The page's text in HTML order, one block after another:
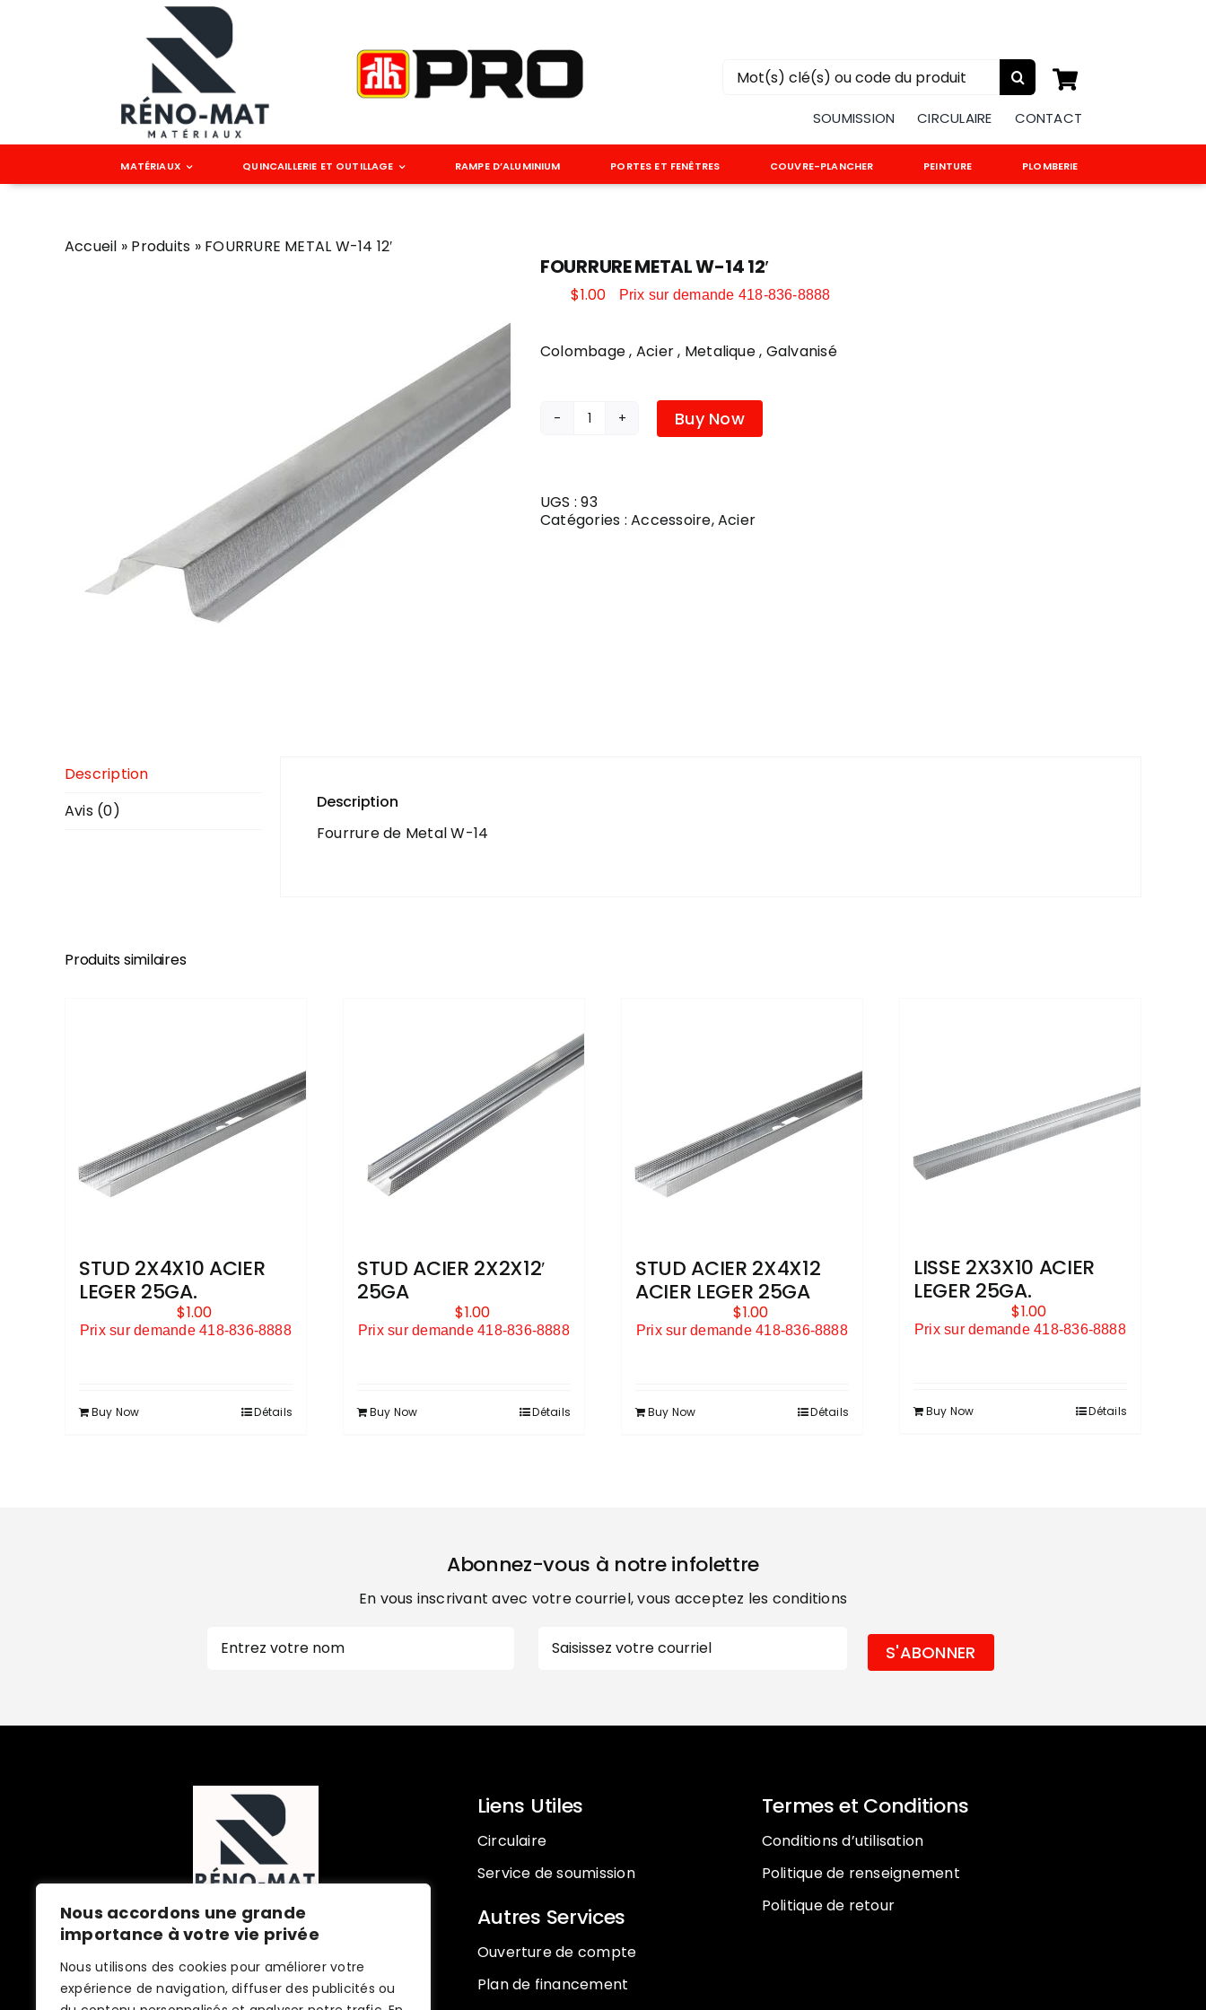
Nous accordons une grande
importance à votre vie privée
Nous utilisons des cookies pour améliorer votre
expérience de navigation, diffuser des publicités ou
Rechercher:
SOUMISSION CIRCULAIRE CONTACT
MATÉRIAUX
Accessoire Sec
Régulier
Salle de bain
Styrofoam Contreplaqué/G1S
Copeaux
Accessoire
QUINCAILLERIE ET OUTILLAGE
Charpente
RAMPE D’ALUMINIUM PORTES ET FENÊTRES COUVRE-PLANCHER PEINTURE PLOMBERIE
Accueil » Produits » FOURRURE METAL W-14 12′
FOURRURE METAL W-14 12′
$1.00 Prix sur demande 418-836-8888
Colombage , Acier , Metalique , Galvanisé
quantité
W-
14
Buy Now
UGS :93
Catégories :Accessoire,Acier
Description
Avis (0)
Description
Fourrure de Metal W-14
Produits similaires
STUD 2X4X10 ACIER
LEGER 25GA.
$1.00
Prix sur demande 418-836-8888
Buy Now Détails
STUD ACIER 2X2X12′
25GA
$1.00
Prix sur demande 418-836-8888
Buy Now Détails
STUD ACIER 2X4X12
ACIER LEGER 25GA
$1.00
Prix sur demande 418-836-8888
Buy Now Détails
LISSE 2X3X10 ACIER
LEGER 25GA.
$1.00
Prix sur demande 418-836-8888
Buy Now Détails
Abonnez-vous à notre infolettre
En vous inscrivant avec votre courriel, vous acceptez les conditions
mail
Liens Utiles
Circulaire
Service de soumission
Autres Services
Ouverture de compte
Plan de financement
Termes et Conditions
Conditions d’utilisation
Politique de renseignement
Politique de retour